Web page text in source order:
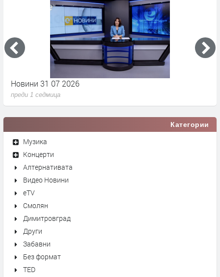
Новини 31 07 2026
преди 1 седмица
Категории
Музика
Концерти
Алтернативата
Видео Новини
eTV
Смолян
Димитровград
Други
Забавни
Без формат
TED